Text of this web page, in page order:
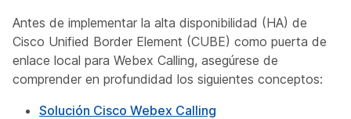
Antes de implementar la alta disponibilidad (HA) de
Cisco Unified Border Element (CUBE) como puerta de
enlace local para Webex Calling, asegúrese de
comprender en profundidad los siguientes conceptos:
Solución Cisco Webex Calling